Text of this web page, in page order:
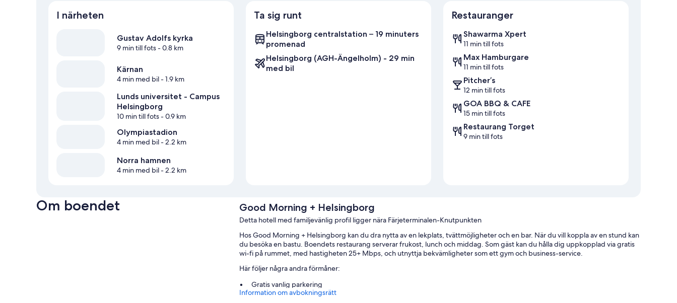
I närheten
Gustav Adolfs kyrka
9 min till fots- 0.8 km
Kärnan
4 min med bil- 1.9 km
Lunds universitet - Campus
Helsingborg
10 min till fots- 0.9 km
Olympiastadion
4 min med bil- 2.2 km
Norra hamnen
4 min med bil- 2.2 km
Ta sig runt
Helsingborg centralstation – 19 minuters
promenad
Helsingborg (AGH-Ängelholm) - 29 min
med bil
Restauranger
Shawarma Xpert
11 min till fots
Max Hamburgare
11 min till fots
Pitcher’s
12 min till fots
GOA BBQ & CAFE
15 min till fots
Restaurang Torget
9 min till fots
Om boendet Good Morning + Helsingborg
Detta hotell med familjevänlig profil ligger nära Färjeterminalen-Knutpunkten
Hos Good Morning + Helsingborg kan du dra nytta av en lekplats, tvättmöjligheter och en bar. När du vill koppla av en stund kan
du besöka en bastu. Boendets restaurang serverar frukost, lunch och middag. Som gäst kan du hålla dig uppkopplad via gratis
wi-fi på rummet, med hastigheten 25+ Mbps, och utnyttja bekvämligheter som ett gym och business-service.
Här följer några andra förmåner:
Gratis vanlig parkering
Frukostbuffé (tilläggsavgift), kaffe/te i lobbyn och en bankettsal
Information om avbokningsrätt